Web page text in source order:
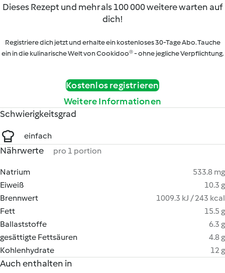
Dieses Rezept und mehr als 100 000 weitere warten auf
dich!
Registriere dich jetzt und erhalte ein kostenloses 30-Tage Abo. Tauche
ein in die kulinarische Welt von Cookidoo® - ohne jegliche Verpflichtung.
Kostenlos registrieren
Weitere Informationen
Schwierigkeitsgrad
einfach
Nährwerte pro 1 portion
Natrium
533.8 mg
Eiweiß
10.3 g
Brennwert
1009.3 kJ / 243 kcal
Fett
15.5 g
Ballaststoffe
6.3 g
gesättigte Fettsäuren
4.8 g
Kohlenhydrate
12 g
Auch enthalten in